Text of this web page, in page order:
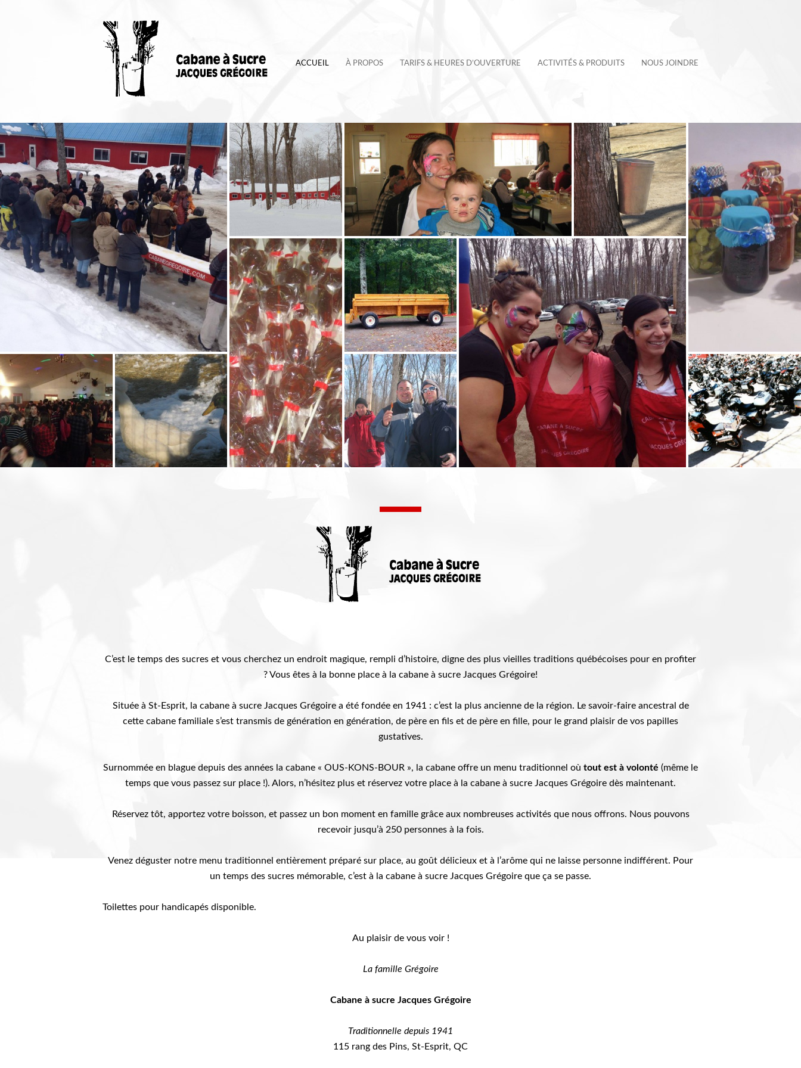
ACCUEIL À PROPOS TARIFS & HEURES D’OUVERTURE ACTIVITÉS & PRODUITS NOUS JOINDRE
C’est le temps des sucres et vous cherchez un endroit magique, rempli d’histoire, digne des plus vieilles traditions québécoises pour en profiter
? Vous êtes à la bonne place à la cabane à sucre Jacques Grégoire!
Située à St-Esprit, la cabane à sucre Jacques Grégoire a été fondée en 1941 : c’est la plus ancienne de la région. Le savoir-faire ancestral de
cette cabane familiale s’est transmis de génération en génération, de père en fils et de père en fille, pour le grand plaisir de vos papilles
gustatives.
Surnommée en blague depuis des années la cabane « OUS-KONS-BOUR », la cabane offre un menu traditionnel où tout est à volonté (même le
temps que vous passez sur place !). Alors, n’hésitez plus et réservez votre place à la cabane à sucre Jacques Grégoire dès maintenant.
Réservez tôt, apportez votre boisson, et passez un bon moment en famille grâce aux nombreuses activités que nous offrons. Nous pouvons
recevoir jusqu’à 250 personnes à la fois.
Venez déguster notre menu traditionnel entièrement préparé sur place, au goût délicieux et à l’arôme qui ne laisse personne indifférent. Pour
un temps des sucres mémorable, c’est à la cabane à sucre Jacques Grégoire que ça se passe.
Toilettes pour handicapés disponible.
Au plaisir de vous voir !
La famille Grégoire
Cabane à sucre Jacques Grégoire
Traditionnelle depuis 1941
115 rang des Pins, St-Esprit, QC